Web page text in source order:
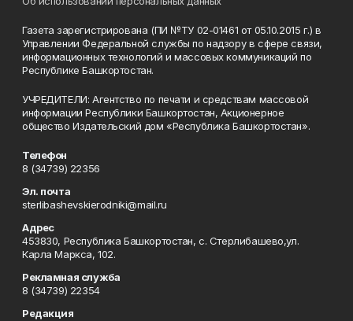
Газета зарегистрирована (ПИ №ТУ 02-01461 от 05.10.2015 г.) в
Управлении Федеральной службы по надзору в сфере связи,
информационных технологий и массовых коммуникаций по
Республике Башкортостан.
УЧРЕДИТЕЛИ: Агентство по печати и средствам массовой
информации Республики Башкортостан, Акционерное
общество Издательский дом «Республика Башкортостан».
Телефон
8 (34739) 22356
Эл. почта
sterlibashevskierodniki@mail.ru
Адрес
453830, Республика Башкортостан, c. Стерлибашево,ул.
Карла Маркса, 102.
Рекламная служба
8 (34739) 22354
Редакция